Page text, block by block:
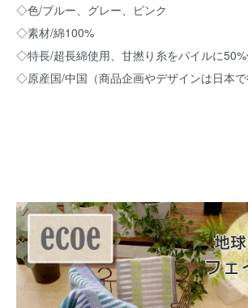
◇色/ブルー、グレー、ピンク
◇素材/綿100%
◇特長/超長綿使用、甘撚り糸をパイルに
◇原産国/中国（商品企画やデザインは日本で